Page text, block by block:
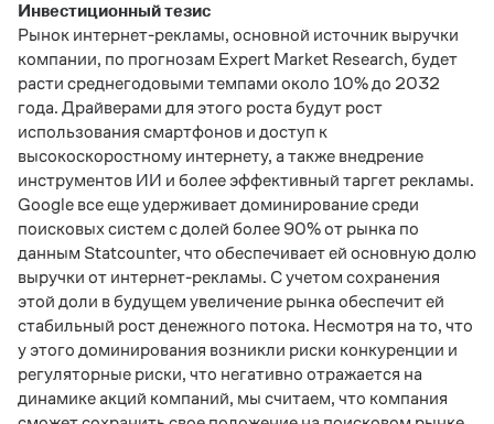
Инвестиционный тезис
Рынок интернет-рекламы, основной источник выручки
компании, по прогнозам Expert Market Research, будет
расти среднегодовыми темпами около 10% до 2032
года. Драйверами для этого роста будут рост
использования смартфонов и доступ к
высокоскоростному интернету, а также внедрение
инструментов ИИ и более эффективный таргет рекламы.
Google все еще удерживает доминирование среди
поисковых систем с долей более 90% от рынка по
данным Statcounter, что обеспечивает ей основную долю
выручки от интернет-рекламы. С учетом сохранения
этой доли в будущем увеличение рынка обеспечит ей
стабильный рост денежного потока. Несмотря на то, что
у этого доминирования возникли риски конкуренции и
регуляторные риски, что негативно отражается на
динамике акций компаний, мы считаем, что компания